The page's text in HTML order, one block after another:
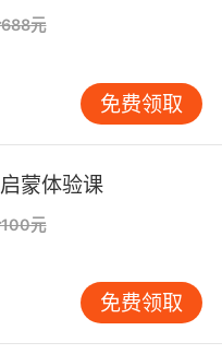
女巫
offer you the world.
提供全世界
family and to my
里的族人
have no
元
免费领取
蒙体验课
元
免费领取